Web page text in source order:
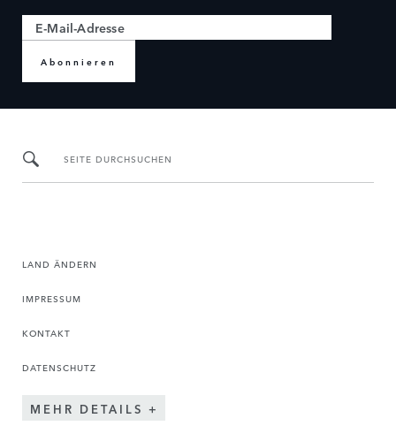
Abonnieren
SEITE DURCHSUCHEN
LAND ÄNDERN
IMPRESSUM
KONTAKT
DATENSCHUTZ
MEHR DETAILS